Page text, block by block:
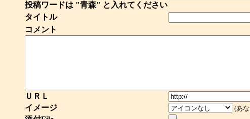
投稿ワードは "青森" と入れてください
タイトル
コメント
ＵＲＬ
イメージ
(あ